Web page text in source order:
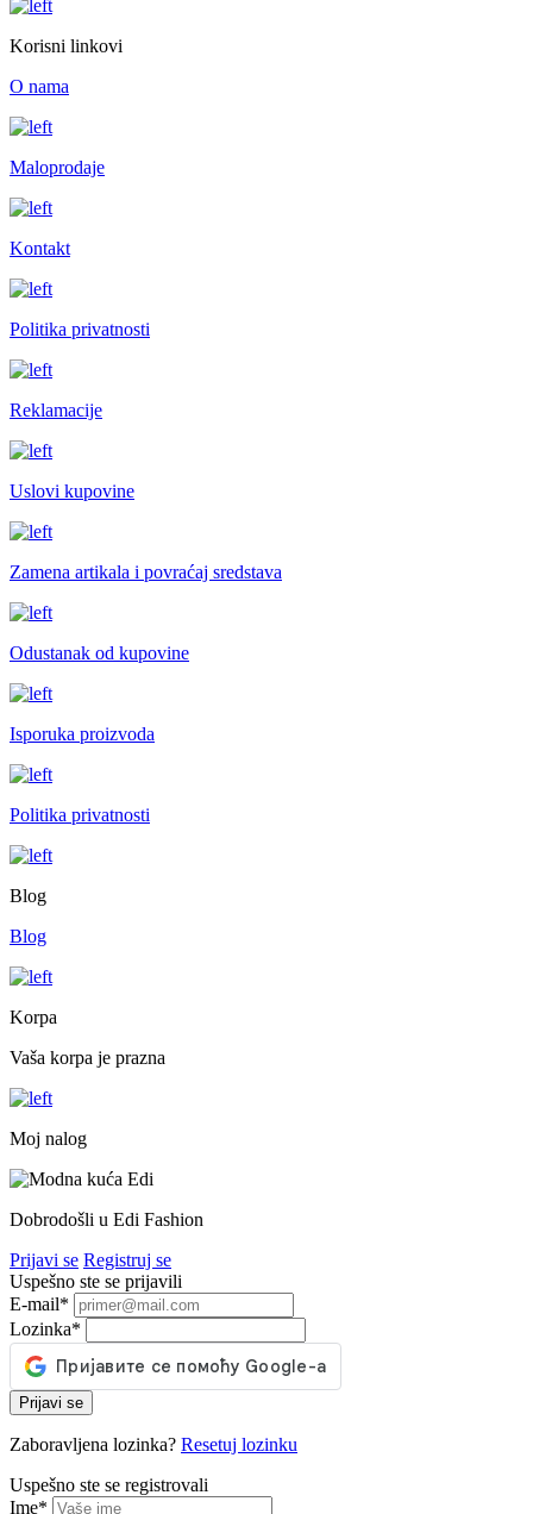
Korisni linkovi
O nama
Maloprodaje
Kontakt
Politika privatnosti
Reklamacije
Uslovi kupovine
Zamena artikala i povraćaj sredstava
Odustanak od kupovine
Isporuka proizvoda
Politika privatnosti
Blog
Blog
Korpa
Vaša korpa je prazna
Moj nalog
Dobrodošli u Edi Fashion
Prijavi se Registruj se
Uspešno ste se prijavili
E-mail*
Lozinka*
Prijavi se
Zaboravljena lozinka? Resetuj lozinku
Uspešno ste se registrovali
Ime*